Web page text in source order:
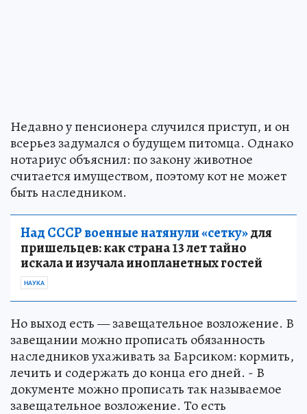
Недавно у пенсионера случился приступ, и он
всерьез задумался о будущем питомца. Однако
нотариус объяснил: по закону животное
считается имуществом, поэтому кот не может
быть наследником.
Над СССР военные натянули «сетку»для
пришельцев: как страна 13 лет тайно
искала и изучала инопланетных гостей
НАУКА
Но выход есть — завещательное возложение. В
завещании можно прописать обязанность
наследников ухаживать за Барсиком: кормить,
лечить и содержать до конца его дней. - В
документе можно прописать так называемое
завещательное возложение. То есть